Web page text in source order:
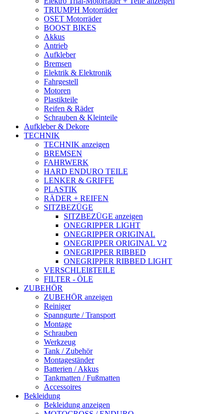
TRIUMPH Motorräder
OSET Motorräder
BOOST BIKES
Akkus
Antrieb
Aufkleber
Bremsen
Elektrik & Elektronik
Fahrgestell
Motoren
Plastikteile
Reifen & Räder
Schrauben & Kleinteile
Aufkleber & Dekore
TECHNIK
TECHNIK anzeigen
BREMSEN
FAHRWERK
HARD ENDURO TEILE
LENKER & GRIFFE
PLASTIK
RÄDER + REIFEN
SITZBEZÜGE
SITZBEZÜGE anzeigen
ONEGRIPPER LIGHT
ONEGRIPPER ORIGINAL
ONEGRIPPER ORIGINAL V2
ONEGRIPPER RIBBED
ONEGRIPPER RIBBED LIGHT
VERSCHLEIßTEILE
FILTER - ÖLE
ZUBEHÖR
ZUBEHÖR anzeigen
Reiniger
Spanngurte / Transport
Montage
Schrauben
Werkzeug
Tank / Zubehör
Montageständer
Batterien / Akkus
Tankmatten / Fußmatten
Accessoires
Bekleidung
Bekleidung anzeigen